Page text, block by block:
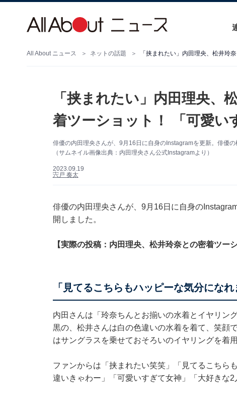
All About ニュース ネットの話題
「挟まれたい」内田理央、
着ツーショット！ 「可愛い
俳優の内田理央さんが、9月16日に自身のInstagramを更新。俳優
（サムネイル画像出典：内田理央さん公式Instagramより）
2023.09.19
宍戸 奏太
俳優の内田理央さんが、9月16日に自身の
開しました。
【実際の投稿：内田理央、松井玲奈との密着ツーシ
「見てるこちらもハッピーな気分になれ
内田さんは「玲奈ちんとお揃いの水着とイヤリ
黒の、松井さんは白の色違いの水着を着て、笑顔
はサングラスを乗せておそろいのイヤリングを着
ファンからは「挟まれたい笑笑」「見てるこちら
違いきゃわー」「可愛いすぎて女神」「大好きな